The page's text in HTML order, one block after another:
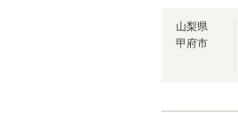
山梨県
甲府市